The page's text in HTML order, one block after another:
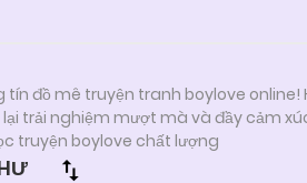
đồ mê truyện tranh boylove
trải nghiệm mượt mà và đầy cảm
truyện boylove chất lượng